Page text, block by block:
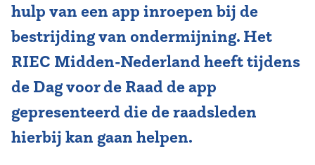
Contact
hulp van een app inroepen bij de
bestrijding van ondermijning. Het
RIEC Midden-Nederland heeft tijdens
de Dag voor de Raad de app
gepresenteerd die de raadsleden
hierbij kan gaan helpen.